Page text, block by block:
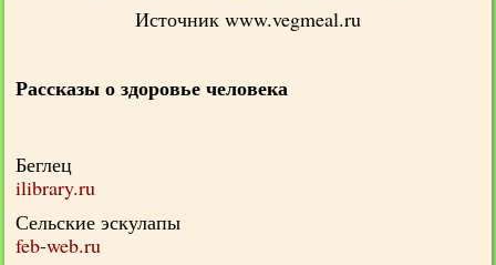
Источник www.vegmeal.ru
Рассказы о здоровье человека
Беглец
ilibrary.ru
Сельские эскулапы
feb-web.ru